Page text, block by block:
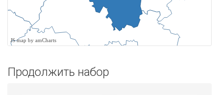
JS map by amCharts
Продолжить набор